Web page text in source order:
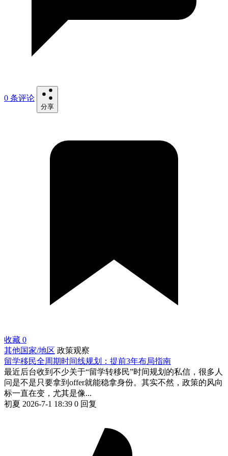
0 条评论
分享
收藏 0
其他国家/地区 政策观察
留学移民全周期时间线规划：提前3年布局指南
最近后台收到不少关于“留学转移民”时间规划的私信，很多人
问是不是只要拿到offer就能稳拿身份。其实不然，政策的风向
标一直在变，尤其是像...
初夏 2026-7-1 18:39 0 回复